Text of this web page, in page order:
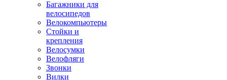
Багажники для
велосипедов
Велокомпьютеры
Стойки и
крепления
Велосумки
Велофляги
Звонки
Вилки